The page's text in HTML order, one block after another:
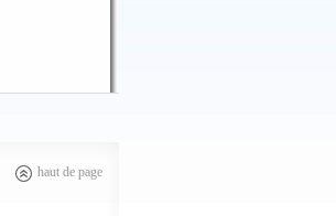
haut de page